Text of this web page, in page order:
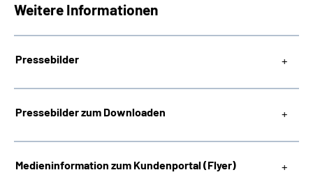
Weitere Informationen
Pressebilder
Pressebilder zum Downloaden
Medieninformation zum Kundenportal (Flyer)